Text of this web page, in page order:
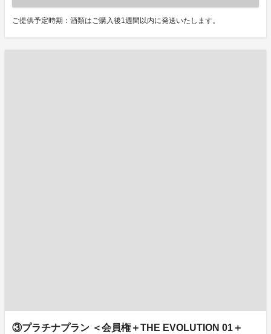
ご提供予定時期：酒類はご購入後1週間以内に発送いたします。
③プラチナプラン ＜会員権＋THE EVOLUTION 01＋